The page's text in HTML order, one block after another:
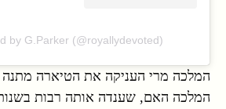
by G.Parker (@royallydevoted)
המלכה מרי העניקה את הטיארה מתנה
המלכה האם, שענדה אותה רבות